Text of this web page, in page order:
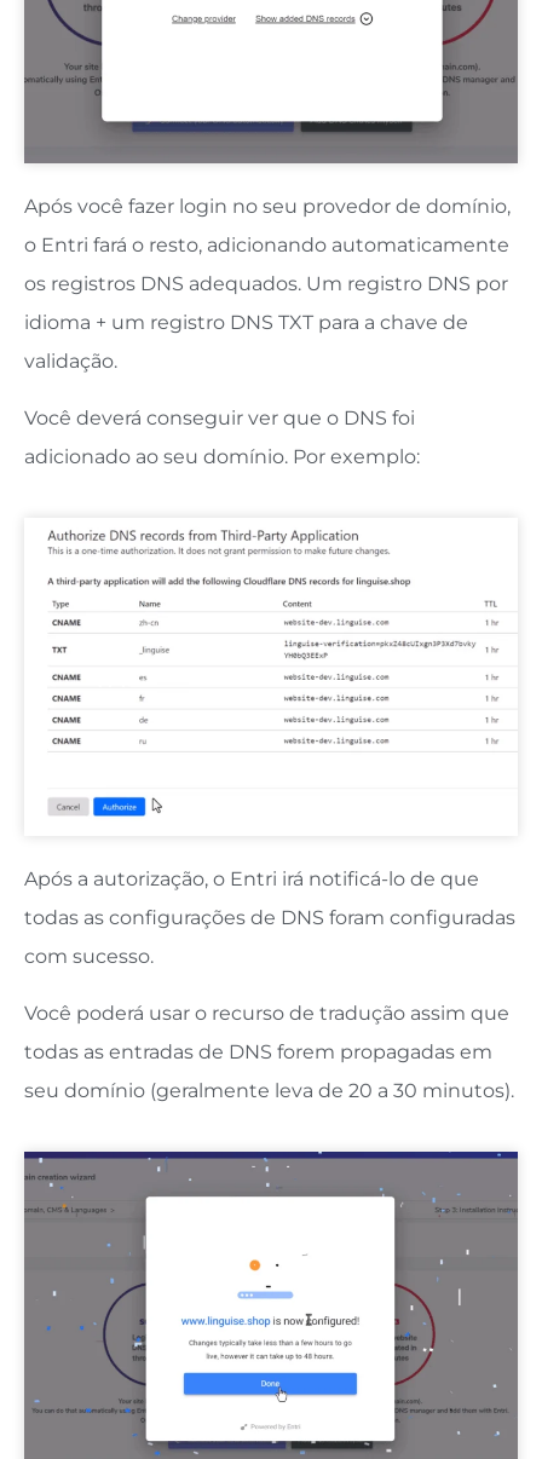
Após você fazer login no seu provedor de domínio,
o Entri fará o resto, adicionando automaticamente
os registros DNS adequados. Um registro DNS por
idioma + um registro DNS TXT para a chave de
validação.
Você deverá conseguir ver que o DNS foi
adicionado ao seu domínio. Por exemplo:
Após a autorização, o Entri irá notificá-lo de que
todas as configurações de DNS foram configuradas
com sucesso.
Você poderá usar o recurso de tradução assim que
todas as entradas de DNS forem propagadas em
seu domínio (geralmente leva de 20 a 30 minutos).